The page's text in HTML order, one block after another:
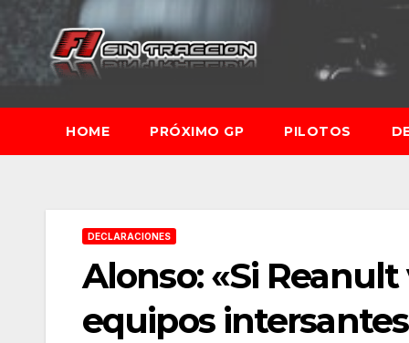
Saltar
contenido
HOME PRÓXIMO GP PILOTOS
DECLARACIONES
Alonso: «Si
equipos